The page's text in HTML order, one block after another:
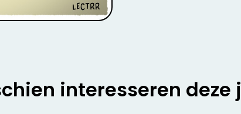
interesseren deze